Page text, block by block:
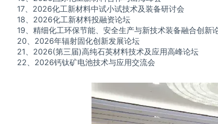
17、2026化工新材料中试小试技术及装备研讨会
18、2026化工新材料投融资论坛
19、精细化工环保节能、安全生产与新技术装备融合创新
20、2026年辐射固化创新发展论坛
21、2026(第三届)高纯石英材料技术及应用高峰论坛
22、2026钙钛矿电池技术与应用交流会